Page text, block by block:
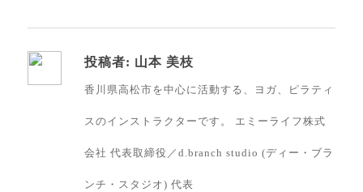
投稿者: 山本 美枝
香川県高松市を中心に活動する、ヨガ、ピラティ
スのインストラクターです。 エミーライフ株式
会社 代表取締役／d.branch studio (ディー・ブラ
ンチ・スタジオ) 代表